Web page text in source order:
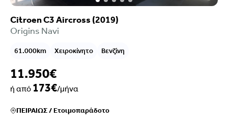
Citroen C3 Aircross (2019)
Origins Navi
61.000km Χειροκίνητο Βενζίνη
11.950€
ή από 173€/μήνα
ΠΕΙΡΑΙΩΣ/Ετοιμοπαράδοτο